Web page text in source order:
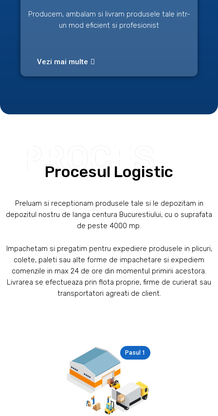
Producem, ambalam si livram produsele tale intr-
un mod eficient si profesionist
Vezi mai multe
Procesul Logistic
Preluam si receptionam produsele tale si le depozitam in
depozitul nostru de langa centura Bucurestiului, cu o suprafata
de peste 4000 mp.
Impachetam si pregatim pentru expediere produsele in plicuri,
colete, paleti sau alte forme de impachetare si expediem
comenzile in max 24 de ore din momentul primirii acestora.
Livrarea se efectueaza prin flota proprie, firme de curierat sau
transportatori agreati de client.
PROCES
Pasul 1